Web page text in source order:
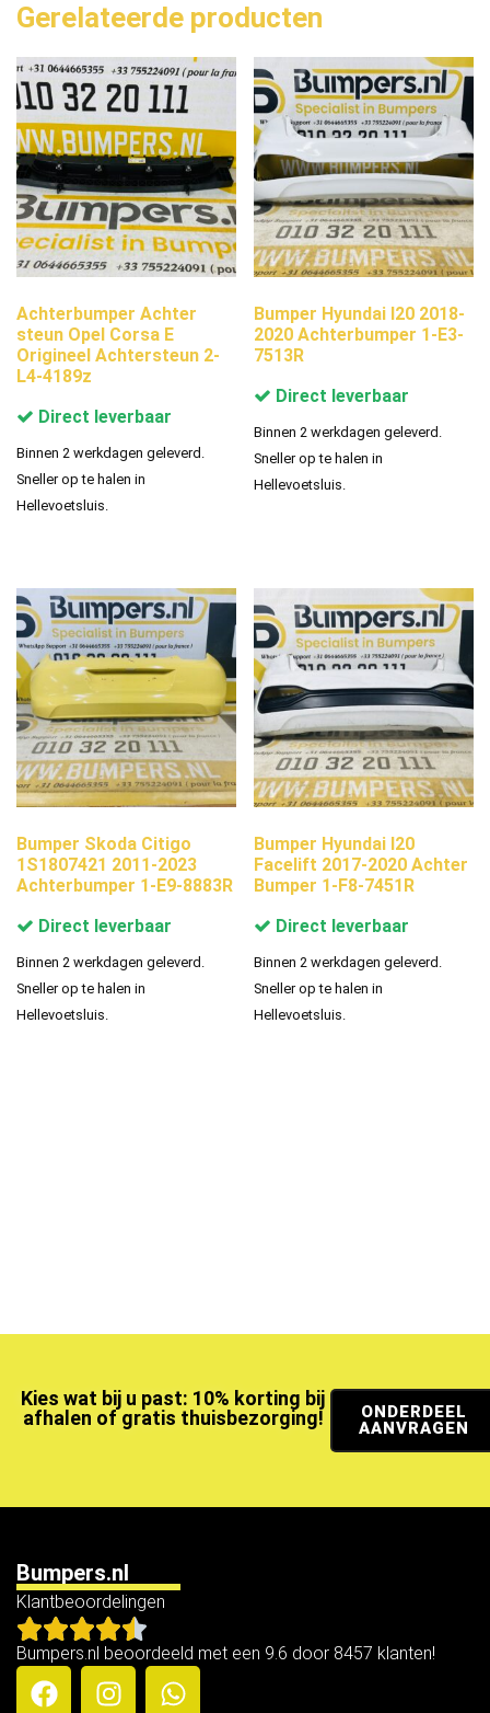
Gerelateerde producten
Achterbumper Achter
steun Opel Corsa E
Origineel Achtersteun 2-
L4-4189z
Direct leverbaar
Binnen 2 werkdagen geleverd.
Sneller op te halen in
Hellevoetsluis.
Bumper Hyundai I20 2018-
2020 Achterbumper 1-E3-
7513R
Direct leverbaar
Binnen 2 werkdagen geleverd.
Sneller op te halen in
Hellevoetsluis.
Bumper Skoda Citigo
1S1807421 2011-2023
Achterbumper 1-E9-8883R
Direct leverbaar
Binnen 2 werkdagen geleverd.
Sneller op te halen in
Hellevoetsluis.
Bumper Hyundai I20
Facelift 2017-2020 Achter
Bumper 1-F8-7451R
Direct leverbaar
Binnen 2 werkdagen geleverd.
Sneller op te halen in
Hellevoetsluis.
Kies wat bij u past: 10% korting bij
afhalen of gratis thuisbezorging!
ONDERDEEL
AANVRAGEN
Bumpers.nl
Klantbeoordelingen
Bumpers.nl beoordeeld met een 9.6 door 8457 klanten!